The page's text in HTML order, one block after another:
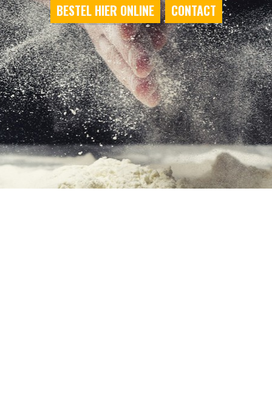
BESTEL HIER ONLINE CONTACT